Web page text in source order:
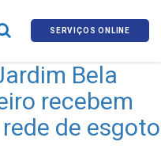
SERVIÇOS ONLINE
Bela
recebem
de esgoto